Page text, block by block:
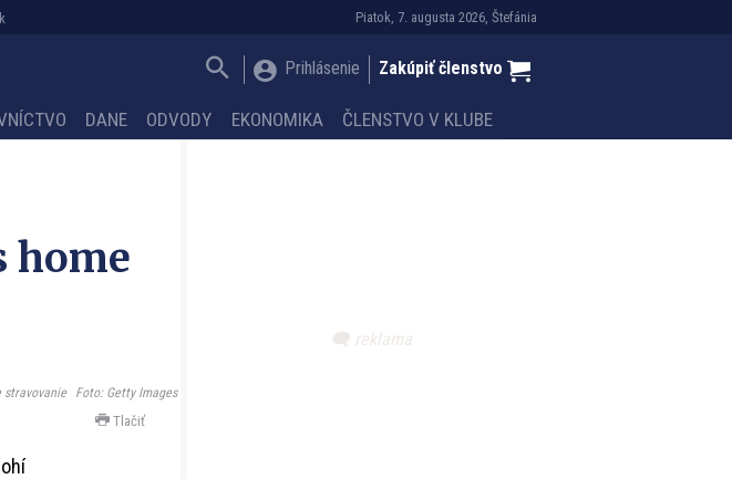
Piatok, 7. augusta 2026, Štefánia
Prihlásenie Zakúpiť členstvo
DANE ODVODY EKONOMIKA ČLENSTVO V KLUBE
home
stravovanie Foto: Getty Images
Tlačiť